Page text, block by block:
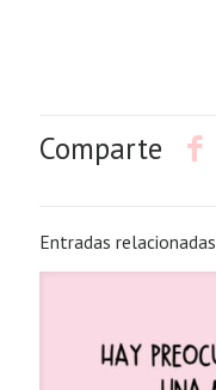
Comparte
Entradas relacionadas